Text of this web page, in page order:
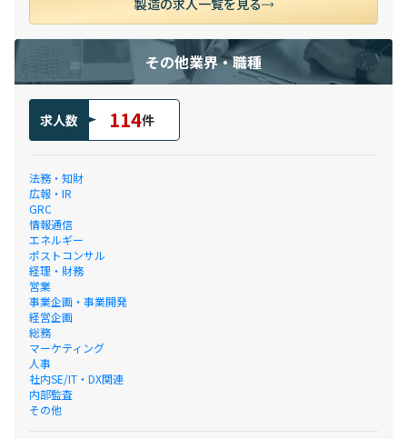
その他業界・職種
求人数 114件
法務・知財
広報・IR
GRC
情報通信
エネルギー
ポストコンサル
経理・財務
営業
事業企画・事業開発
経営企画
総務
マーケティング
人事
社内SE/IT・DX関連
内部監査
その他